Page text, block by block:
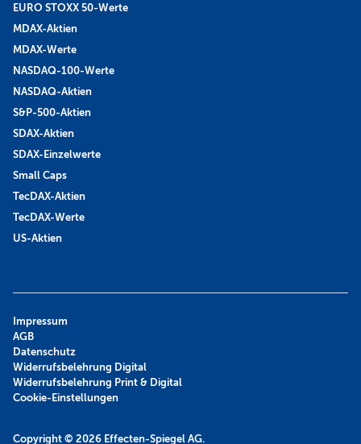
EURO STOXX 50-Werte
MDAX-Aktien
MDAX-Werte
NASDAQ-100-Werte
NASDAQ-Aktien
S&P-500-Aktien
SDAX-Aktien
SDAX-Einzelwerte
Small Caps
TecDAX-Aktien
TecDAX-Werte
US-Aktien
Copyright © 2026 Effecten-Spiegel AG.
Impressum
AGB
Datenschutz
Widerrufsbelehrung Digital
Widerrufsbelehrung Print & Digital
Cookie-Einstellungen